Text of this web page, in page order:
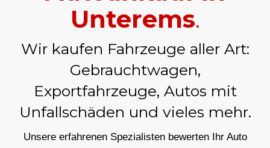
Unterems.
Wir kaufen Fahrzeuge aller Art:
Gebrauchtwagen,
Exportfahrzeuge, Autos mit
Unfallschäden und vieles mehr.
Unsere erfahrenen Spezialisten bewerten Ihr Auto